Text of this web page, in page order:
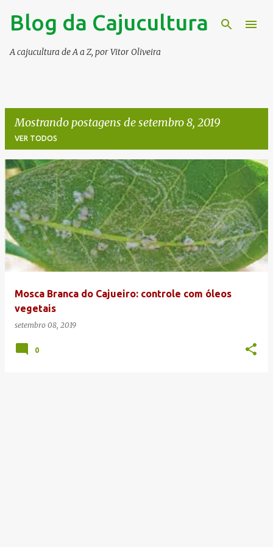
Pular para o conteúdo principal
Blog da Cajucultura
A cajucultura de A a Z, por Vitor Oliveira
Mostrando postagens de setembro 8, 2019
VER TODOS
P
o
s
t
a
g
Mosca Branca do Cajueiro: controle com óleos
vegetais
setembro 08, 2019
0